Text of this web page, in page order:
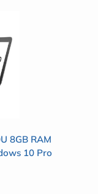
8GB RAM
10 Pro